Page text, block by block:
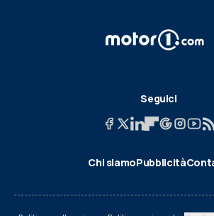
Seguici
Chi siamoPubblicità